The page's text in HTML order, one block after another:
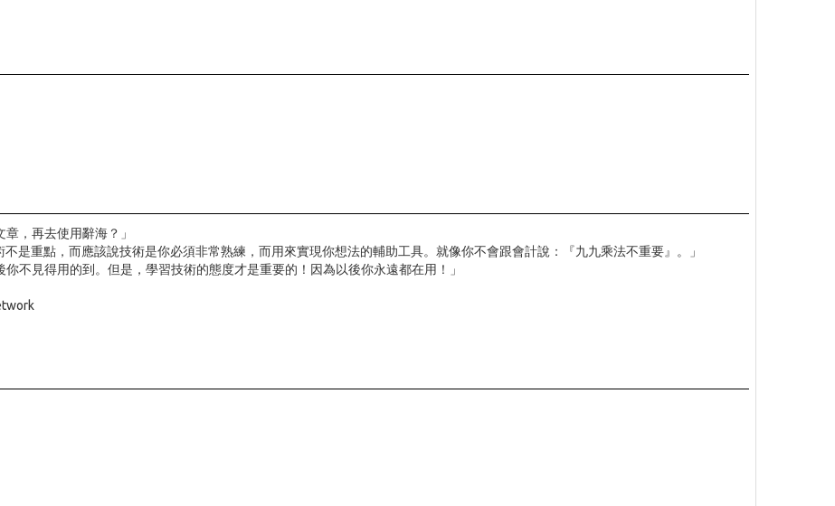
，再去使用辭海？」
是重點，而應該說技術是你必須非常熟練，而用來實現你想法的輔助工具。就像你不會跟會計說：『九九乘法不重要』。」
不見得用的到。但是，學習技術的態度才是重要的！因為以後你永遠都在用！」